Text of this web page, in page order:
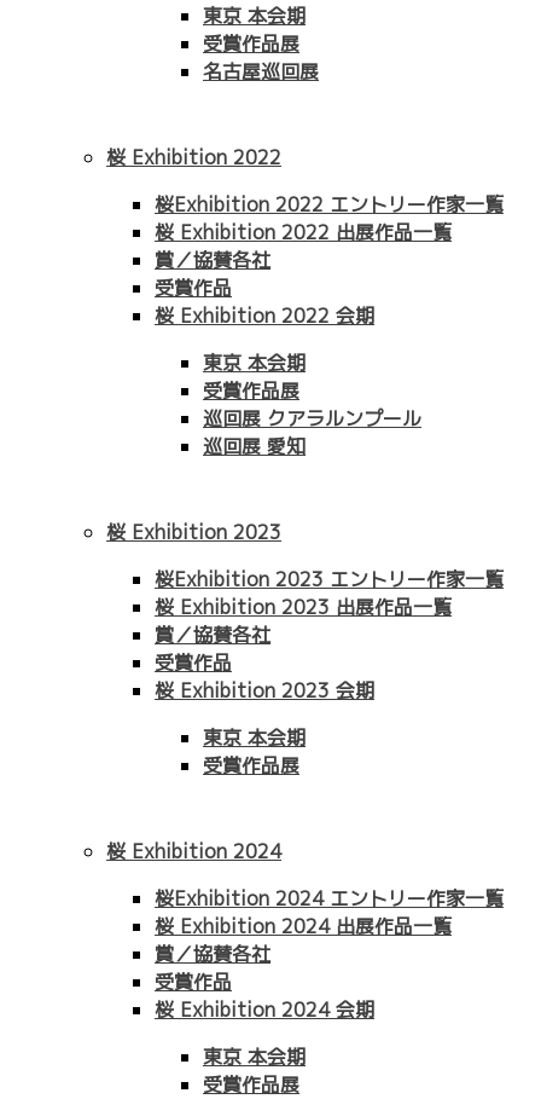
東京 本会期
受賞作品展
名古屋巡回展
桜 Exhibition 2022
桜Exhibition 2022 エントリー作家一覧
桜 Exhibition 2022 出展作品一覧
賞／協賛各社
受賞作品
桜 Exhibition 2022 会期
東京 本会期
受賞作品展
巡回展 クアラルンプール
巡回展 愛知
桜 Exhibition 2023
桜Exhibition 2023 エントリー作家一覧
桜 Exhibition 2023 出展作品一覧
賞／協賛各社
受賞作品
桜 Exhibition 2023 会期
東京 本会期
受賞作品展
桜 Exhibition 2024
桜Exhibition 2024 エントリー作家一覧
桜 Exhibition 2024 出展作品一覧
賞／協賛各社
受賞作品
桜 Exhibition 2024 会期
東京 本会期
受賞作品展